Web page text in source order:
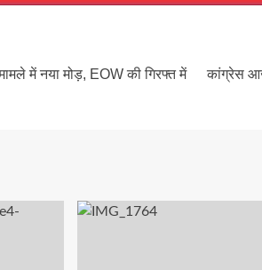
में नया मोड़, EOW की गिरफ्त में
कांग्रेस